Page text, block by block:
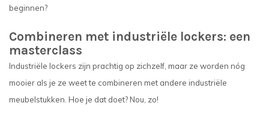
beginnen?
Combineren met industriële lockers: een
masterclass
Industriële lockers zijn prachtig op zichzelf, maar ze worden nóg
mooier als je ze weet te combineren met andere industriële
meubelstukken. Hoe je dat doet? Nou, zo!